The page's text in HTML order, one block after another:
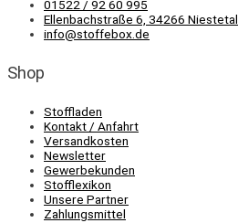
01522 / 92 60 995
Ellenbachstraße 6, 34266 Niestetal
info@stoffebox.de
Shop
Stoffladen
Kontakt / Anfahrt
Versandkosten
Newsletter
Gewerbekunden
Stofflexikon
Unsere Partner
Zahlungsmittel